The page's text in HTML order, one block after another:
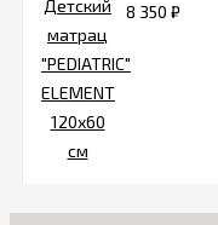
8 350 ₽